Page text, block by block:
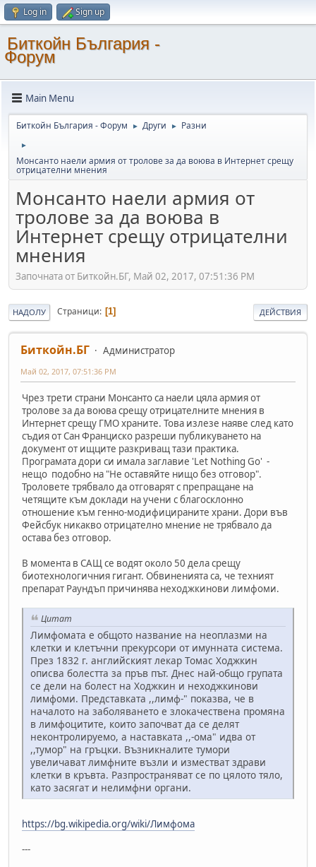
Log in Sign up
Биткойн България -
Форум
Main Menu
Биткойн България - Форум ► Други ► Разни
►
Монсанто наели армия от тролове за да воюва в Интернет срещу
отрицателни мнения
Монсанто наели армия от
тролове за да воюва в
Интернет срещу отрицателни
мнения
Започната от Биткойн.БГ, Май 02, 2017, 07:51:36 PM
НАДОЛУ Страници 1 ДЕЙСТВИЯ
Биткойн.БГ Администратор
Май 02, 2017, 07:51:36 PM
Чрез трети страни Монсанто са наели цяла армия от
тролове за да воюва срещу отрицателните мнения в
Интернет срещу ГМО храните. Това излезе наяве след като
съдия от Сан Франциско разреши публикуването на
документ от ищците разкриващ тази практика.
Програмата дори си имала заглавие 'Let Nothing Go' -
нещо подобно на "Не оставяйте нищо без отговор".
Троловете трябвало да отговарят с препращане на
четящите към доклади на учени с благосклонно
отношение към генно-модифицираните храни. Дори във
Фейсбук никакво отрицателно мнение не трябвало да
остава без отговор.
В момента в САЩ се водят около 50 дела срещу
биотехнологичния гигант. Обвиненията са, че техният
препарат Раундъп причинява неходжкинови лимфоми.
Цитат
Лимфомата е общото название на неоплазми на
клетки и клетъчни прекурсори от имунната система.
През 1832 г. английският лекар Томас Ходжкин
описва болестта за пръв път. Днес най-общо групата
се дели на болест на Ходжкин и неходжкинови
лимфоми. Представката ,,лимф-" показва, че в
началото на заболяването е злокачествена промяна
в лимфоцитите, които започват да се делят
неконтролируемо, а наставката ,,-ома" идва от
,,тумор" на гръцки. Възникналите тумори
увеличават лимфните възли и изместват здрави
клетки в кръвта. Разпространяват се по цялото тяло,
като засягат и нелимфни органи.
https://bg.wikipedia.org/wiki/Лимфома
---